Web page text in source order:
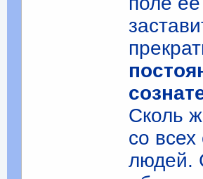
Сколь
со
людей.